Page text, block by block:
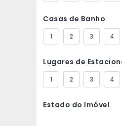
Casas de Banho
1 2 3 4
Lugares de
1 2 3 4
Estado do Imóvel